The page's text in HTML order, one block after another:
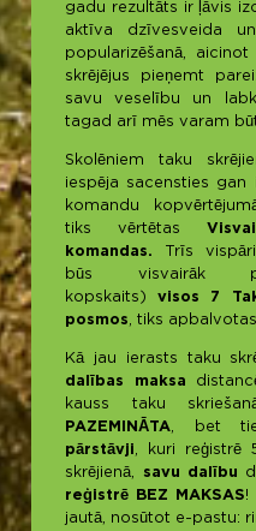
gadu rezultāts ir ļāvis
aktīva dzīvesveida
popularizēšanā,
skrējējus pieņemt
savu veselību un
tagad arī mēs varam
Skolēniem taku
iespēja sacensties gan
komandu
tiks vērtētas
komandas.
Trīs
būs visvairāk
kopskaits)visos 7
posmos
, tiks
Kā jau ierasts taku
dalības maksa
kauss taku
PAZEMINĀTA , bet
pārstāvji
, kuri reģistrē
skrējienā, savu dalību
reģistrē BEZ MAKSAS!
jautā, nosūtot e-pastu: